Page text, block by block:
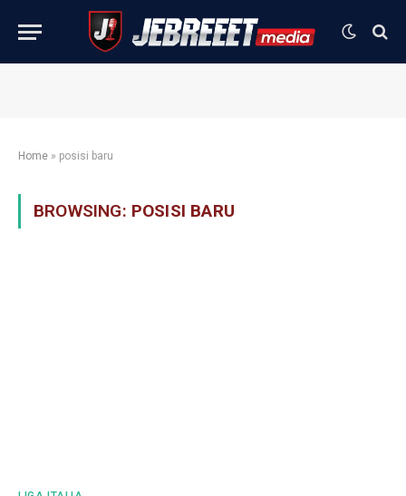
Home » posisi baru
BROWSING: POSISI BARU